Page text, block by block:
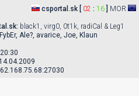
csportal.sk [ 02 : 16] MOR
: black1, virg0, 0t1k, radiCal & Leg1
FybEr, Ale?, avarice, Joe, Klaun
20:30
14.04.2009
62.168.75.68:27030